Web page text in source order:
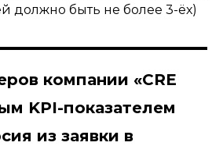
должно быть не более 3-ёх)
компании «CRE
KPI-показателем
из заявки в